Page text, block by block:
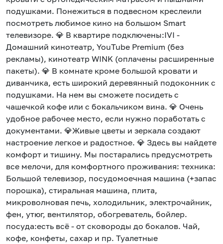
подушками. Понежиться в подвесном креслеили
посмотреть любимое кино на большом Smаrt
телевизоре. 💎 В квартире подключены:IVI -
Домашний кинотеатр, YouTube Premium (без
рекламы), кинотеатр WINK (оплачены расширенные
пакеты). 💎 В комнате кроме большой кровати и
диванчика, есть широкий деревянный подоконник с
подушками. На нем вы сможете посидеть с
чашечкой кофе или с бокальчиком вина. 💎 Очень
удобное рабочее место, если нужно поработать с
документами. 💎Живые цветы и зеркала создают
настроение легкое и радостное. 💎 Здесь вы найдете
комфорт и тишину. Мы постарались предусмотреть
все мелочи, для комфортного проживания: техника:
Большой телевизор, посудомоечная машина (+запас
порошка), стиральная машина, плита,
микроволновая печь, холодильник, электрочайник,
фен, утюг, вентилятор, обогреватель, бойлер.
посуда:есть всё - от сковороды до бокалов. Чай,
кофе, конфеты, сахар и пр. Туалетные